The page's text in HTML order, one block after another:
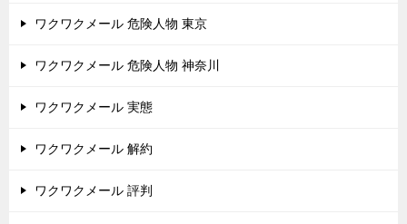
ワクワクメール 危険人物 東京
ワクワクメール 危険人物 神奈川
ワクワクメール 実態
ワクワクメール 解約
ワクワクメール 評判